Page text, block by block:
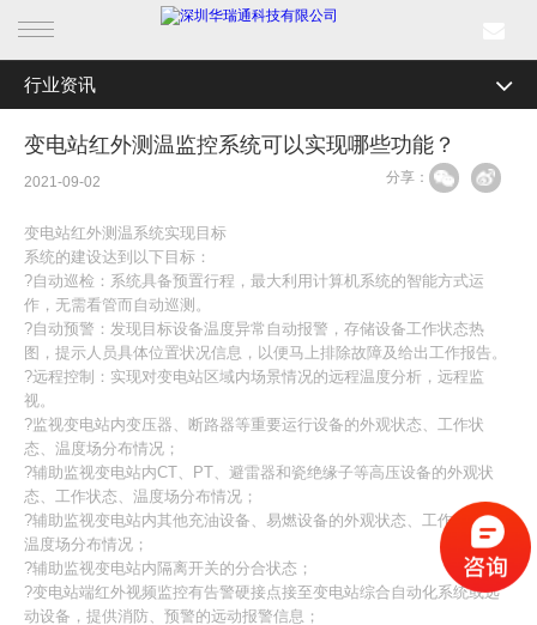
首页
产品中心
解决方案
成功案例
关于我们
行业资讯
全部分类
公司新闻
行业资讯
媒体关注
最新活动
变电站红外测温监控系统可以实现哪些功能？
2021-09-02 分享：
变电站红外测温系统实现目标
系统的建设达到以下目标：
?自动巡检：系统具备预置行程，最大利用计算机系统的智能方式运
作，无需看管而自动巡测。
?自动预警：发现目标设备温度异常自动报警，存储设备工作状态热
图，提示人员具体位置状况信息，以便马上排除故障及给出工作报告。
?远程控制：实现对变电站区域内场景情况的远程温度分析，远程监
视。
?监视变电站内变压器、断路器等重要运行设备的外观状态、工作状
态、温度场分布情况；
?辅助监视变电站内CT、PT、避雷器和瓷绝缘子等高压设备的外观状
态、工作状态、温度场分布情况；
?辅助监视变电站内其他充油设备、易燃设备的外观状态、工作状态、
温度场分布情况；
?辅助监视变电站内隔离开关的分合状态；
?变电站端红外视频监控有告警硬接点接至变电站综合自动化系统或远
动设备，提供消防、预警的远动报警信息；